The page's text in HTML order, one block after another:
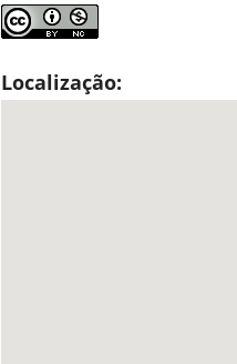
Localização: